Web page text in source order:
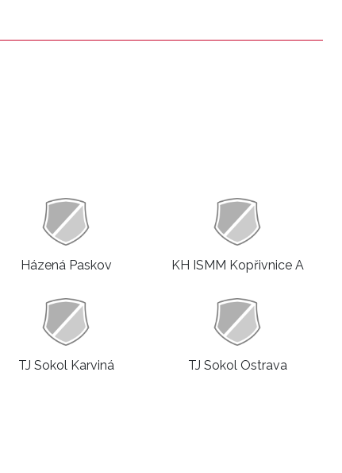
Házená Paskov KH ISMM Kopřivnice A
TJ Sokol Karviná TJ Sokol Ostrava